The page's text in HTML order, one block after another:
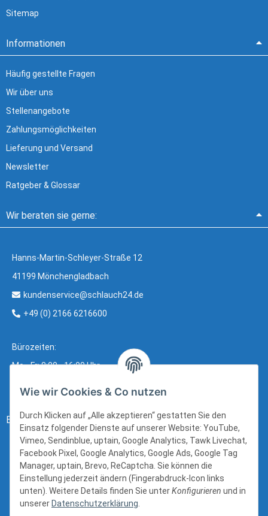
Sitemap
Informationen
Häufig gestellte Fragen
Wir über uns
Stellenangebote
Zahlungsmöglichkeiten
Lieferung und Versand
Newsletter
Ratgeber & Glossar
Wir beraten sie gerne:
Hanns-Martin-Schleyer-Straße 12
41199 Mönchengladbach
kundenservice@schlauch24.de
+49 (0) 2166 6216600
Bürozeiten:
Mo - Fr: 8:00 - 16:00 Uhr
Bezahlung:
Wie wir Cookies & Co nutzen
Durch Klicken auf „Alle akzeptieren“ gestatten Sie den
Einsatz folgender Dienste auf unserer Website: YouTube,
Vimeo, Sendinblue, uptain, Google Analytics, Tawk Livechat,
Facebook Pixel, Google Analytics, Google Ads, Google Tag
Manager, uptain, Brevo, ReCaptcha. Sie können die
Einstellung jederzeit ändern (Fingerabdruck-Icon links
unten). Weitere Details finden Sie unterKonfigurieren und in
unserer Datenschutzerklärung.